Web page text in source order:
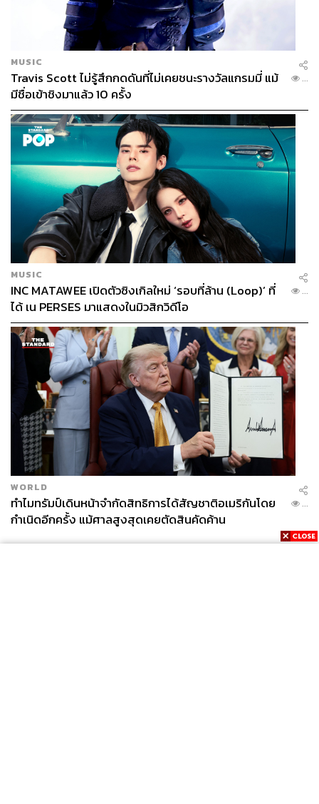
MUSIC
Travis Scott ไม่รู้สึกกดดันที่ไม่เคยชนะรางวัลแกรมมี่ แม้
มีชื่อเข้าชิงมาแล้ว 10 ครั้ง
...
MUSIC
INC MATAWEE เปิดตัวซิงเกิลใหม่ ‘รอบที่ล้าน (Loop)’ ที่
ได้ เน PERSES มาแสดงในมิวสิกวิดีโอ
...
WORLD
ทำไมทรัมป์เดินหน้าจำกัดสิทธิการได้สัญชาติอเมริกันโดย
กำเนิดอีกครั้ง แม้ศาลสูงสุดเคยตัดสินคัดค้าน
...